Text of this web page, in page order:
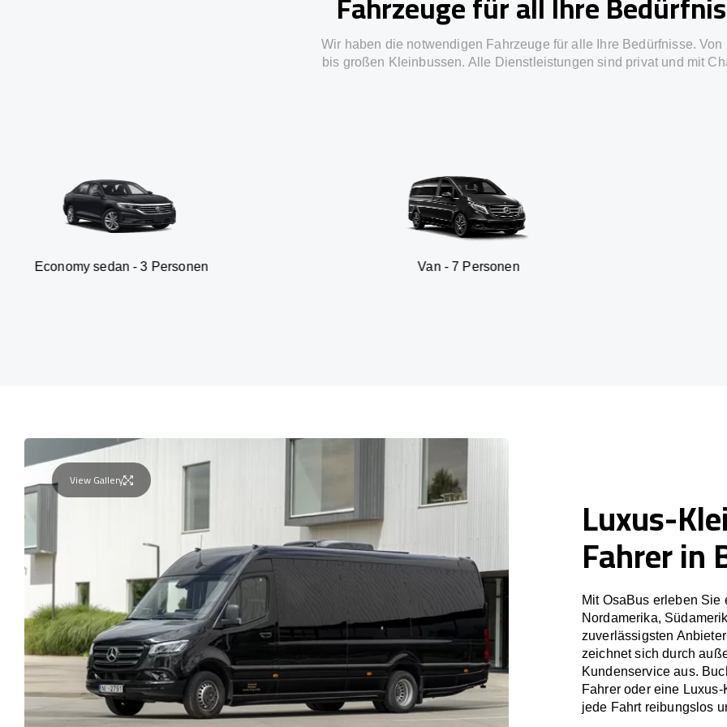
Wir haben die notwendigen Fahrzeuge für alle Ihre Bedürfnisse. Von
bis großen Kleinbussen. Alle Dienstleistungen sind privat und mit
- 3 Personen Van - 7 Personen SUV - 3
View Gallery
Luxus-
Fahrer in
Mit OsaBus erleben
Nordamerika,
zuverlässigsten
zeichnet sich durch
Kundenservice aus.
Fahrer oder eine
jede Fahrt reibungslos